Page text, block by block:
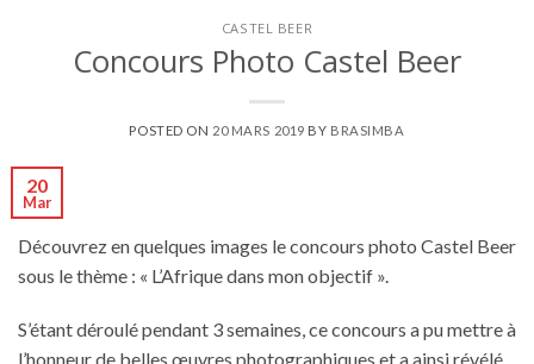
CASTEL BEER
Concours Photo Castel Beer
POSTED ON 20 MARS 2019 BY BRASIMBA
20
Mar
Découvrez en quelques images le concours photo Castel Beer
sous le thème : « L’Afrique dans mon objectif ».
S’étant déroulé pendant 3 semaines, ce concours a pu mettre à
l’honneur de belles œuvres photographiques et a ainsi révélé